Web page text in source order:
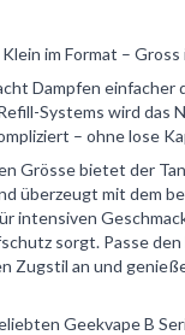
im Format – Gross
Dampfen einfacher
Systems wird das
– ohne lose
Grösse bietet der
überzeugt mit dem
intensiven
sorgt. Passe
Zugstil an und
Geekvape B